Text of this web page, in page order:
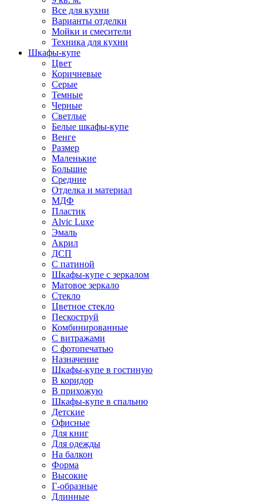
Все для кухни
Варианты отделки
Мойки и смесители
Техника для кухни
Шкафы-купе
Цвет
Коричневые
Серые
Темные
Черные
Светлые
Белые шкафы-купе
Венге
Размер
Маленькие
Большие
Средние
Отделка и материал
МДФ
Пластик
Alvic Luxe
Эмаль
Акрил
ДСП
С патиной
Шкафы-купе с зеркалом
Матовое зеркало
Стекло
Цветное стекло
Пескоструй
Комбинированные
С витражами
С фотопечатью
Назначение
Шкафы-купе в гостиную
В коридор
В прихожую
Шкафы-купе в спальню
Детские
Офисные
Для книг
Для одежды
На балкон
Форма
Высокие
Г-образные
Длинные